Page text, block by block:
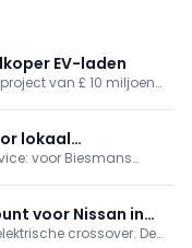
EV-laden
van £ 10 miljoen
lokaal
voor Biesmans
voor Nissan in
crossover. De